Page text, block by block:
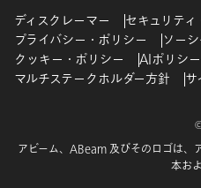
ディスクレーマー
セキュリティ
プライバシー・ポリシー
ソー
クッキー・ポリシー
AIポリシー
マルチステークホルダー方針
アビーム、ABeam 及びそのロゴは、
本お